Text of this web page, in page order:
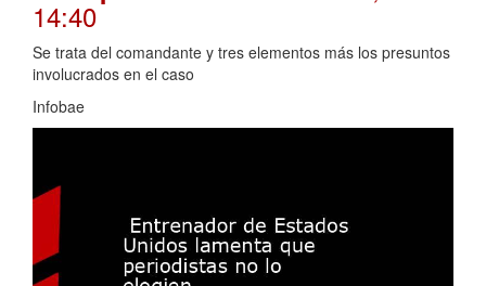
14:40
Se trata del comandante y tres elementos más los presuntos
involucrados en el caso
Infobae